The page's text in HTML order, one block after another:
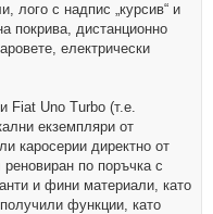
лого с надпис „курсив“ и
покрива, дистанционно
електрически
Fiat Uno Turbo (т.е.
екземпляри от
каросерии директно от
по поръчка с
и фини материали, като
функции, като